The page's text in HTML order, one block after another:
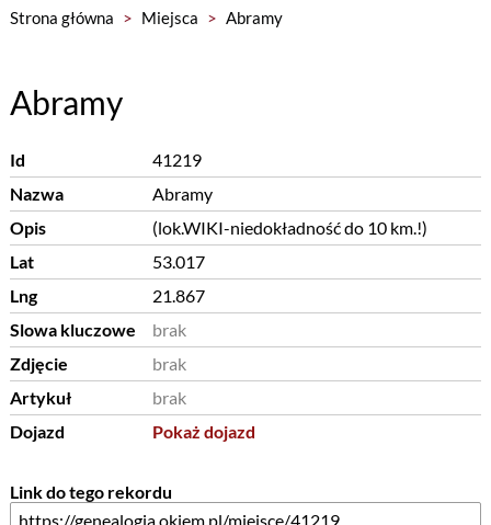
Strona główna > Miejsca > Abramy
Abramy
Id
41219
Nazwa
Abramy
Opis
(lok.WIKI-niedokładność do 10 km.!)
Lat
53.017
Lng
21.867
Slowa kluczowe
brak
Zdjęcie
brak
Artykuł
brak
Dojazd
Pokaż dojazd
Link do tego rekordu